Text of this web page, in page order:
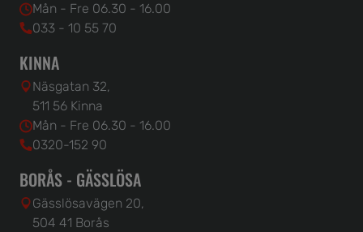
Mån - Fre 06.30 - 16.00
033 - 10 55 70
KINNA
Näsgatan 32,
511 56 Kinna
Mån - Fre 06.30 - 16.00
0320-152 90
BORÅS - GÄSSLÖSA
Gässlösavägen 20,
504 41 Borås